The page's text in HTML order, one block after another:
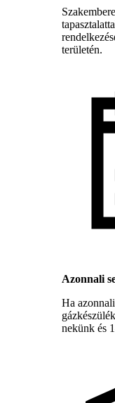
területén.
Azonnali
Ha
nekünk és